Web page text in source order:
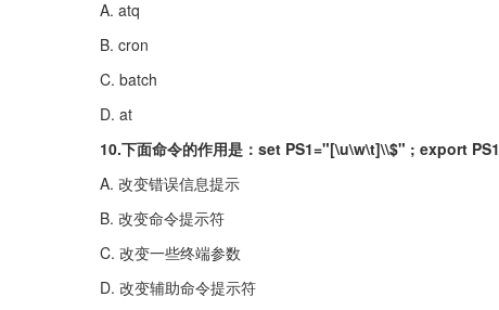
A. atq
B. cron
C. batch
D. at
10.下面命令的作用是：set PS1="[\u\w\t]\\$" ; export PS1
A. 改变错误信息提示
B. 改变命令提示符
C. 改变一些终端参数
D. 改变辅助命令提示符